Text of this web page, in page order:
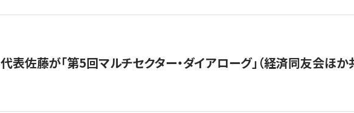
代表佐藤が「第5回マルチセクター・ダイアローグ」（経済同友会ほか